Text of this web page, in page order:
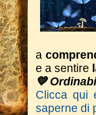
a
e a sentire
💙
Clicca qui
saperne di